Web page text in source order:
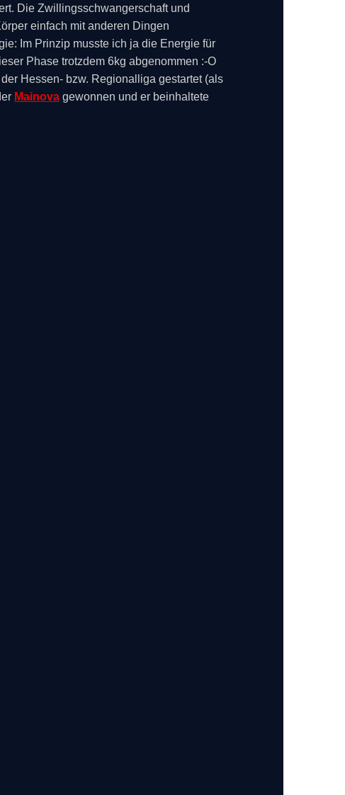
Die Zwillingsschwangerschaft und
einfach mit anderen Dingen
Im Prinzip musste ich ja die Energie für
Phase trotzdem 6kg abgenommen :-O
Hessen- bzw. Regionalliga gestartet (als
Mainova gewonnen und er beinhaltete